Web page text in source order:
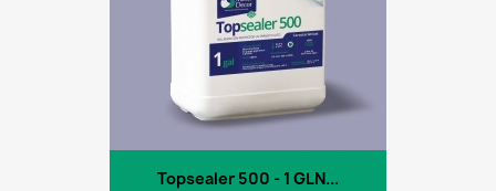
Topsealer 500 - 1 GLN...